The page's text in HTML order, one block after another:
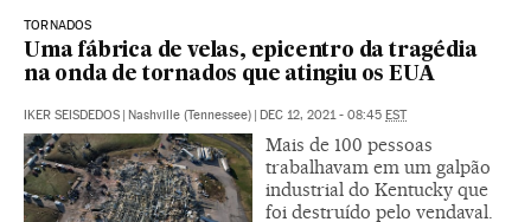
TORNADOS
Uma fábrica de velas, epicentro da tragédia
na onda de tornados que atingiu os EUA
IKER SEISDEDOS | Nashville (Tennessee) | DEC 12, 2021 - 08:45 EST
Mais de 100 pessoas
trabalhavam em um galpão
industrial do Kentucky que
foi destruído pelo vendaval.